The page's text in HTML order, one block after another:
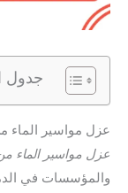
جدول
عزل مواسير الماء
عزل مواسير الماء من
والمؤسسات في